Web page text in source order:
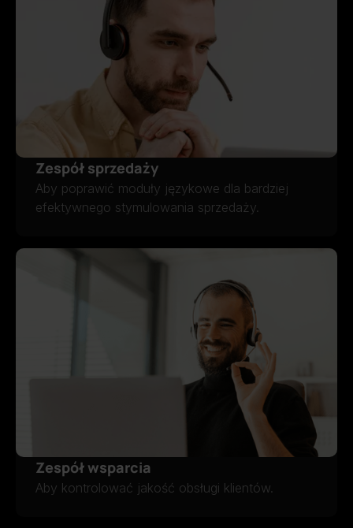
Zespół sprzedaży
Aby poprawić moduły językowe dla bardziej
efektywnego stymulowania sprzedaży.
ZESPÓŁ WSPARCIA
Zespół wsparcia
Aby kontrolować jakość obsługi klientów.